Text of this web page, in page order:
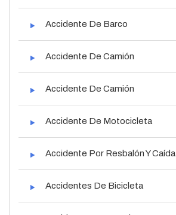
Accidente De Barco
Accidente De Camión
Accidente De Camión
Accidente De Motocicleta
Accidente Por Resbalón Y Caída
Accidentes De Bicicleta